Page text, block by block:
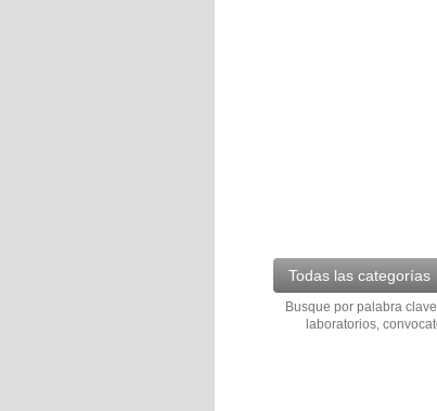
Todas las categorías
Busque por palabra
laboratorios,